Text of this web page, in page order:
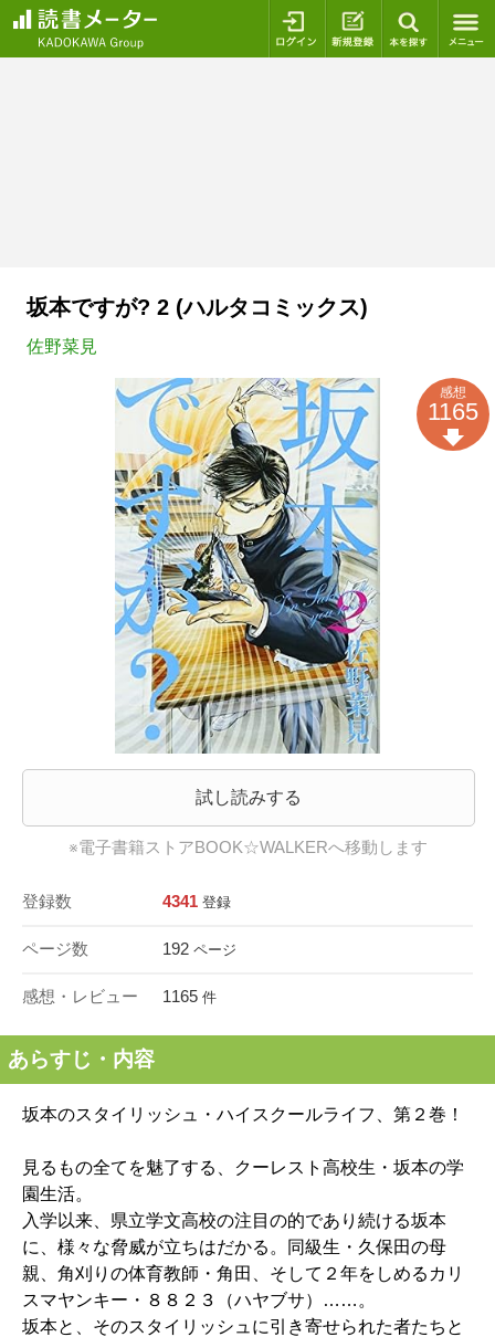
ログイン 新規登録
坂本ですが? 2 (ハルタコミックス)
佐野菜見
試し読みする
※電子書籍ストアBOOK☆WALKERへ移動します
登録数 4341 登録
ページ数 192 ページ
感想・レビュー 1165 件
感想
1165
あらすじ・内容
坂本のスタイリッシュ・ハイスクールライフ、第２巻！
見るもの全てを魅了する、クーレスト高校生・坂本の学
園生活。
入学以来、県立学文高校の注目の的であり続ける坂本
に、様々な脅威が立ちはだかる。同級生・久保田の母
親、角刈りの体育教師・角田、そして２年をしめるカリ
スマヤンキー・８８２３（ハヤブサ）……。
坂本と、そのスタイリッシュに引き寄せられた者たちと